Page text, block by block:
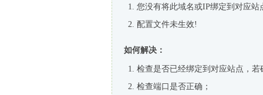
您没有将此域名或IP绑定到对应站
配置文件未生效!
如何解决：
检查是否已经绑定到对应站点，
检查端口是否正确；